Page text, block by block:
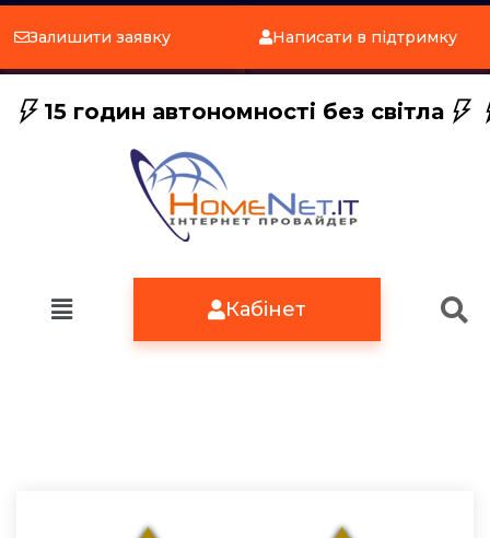
Залишити заявку Написати в підтримку
15 годин автономності без світла
Кабінет